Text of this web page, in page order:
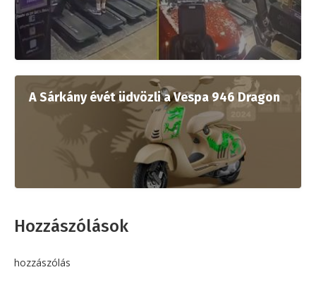
A Sárkány évét üdvözli a Vespa 946 Dragon
Hozzászólások
hozzászólás